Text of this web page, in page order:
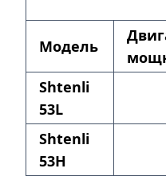
Модель
Shtenli
53L
Shtenli
53H